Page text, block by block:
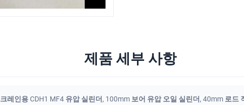
제품 세부 사항
크레인용 CDH1 MF4 유압 실린더 , 100mm 보어 유압 오일 실린더 , 40mm 로드